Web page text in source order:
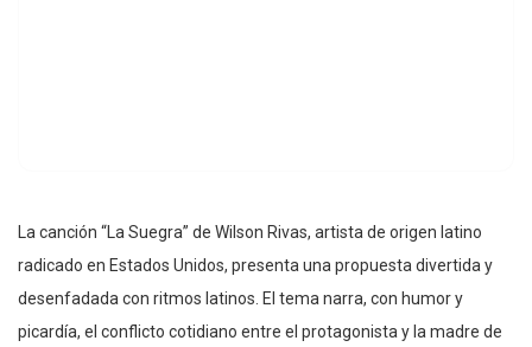
La canción “La Suegra” de Wilson Rivas, artista de origen latino
radicado en Estados Unidos, presenta una propuesta divertida y
desenfadada con ritmos latinos. El tema narra, con humor y
picardía, el conflicto cotidiano entre el protagonista y la madre de